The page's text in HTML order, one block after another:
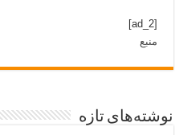
[ad_2]
منبع
نوشته‌های تازه